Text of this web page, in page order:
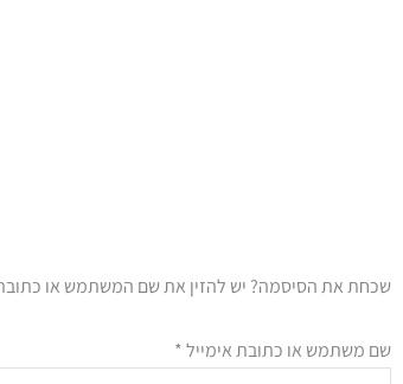
שכחת את הסיסמה? יש להזין את שם המשתמש או כתובת
שם משתמש או כתובת אימייל*
חובה